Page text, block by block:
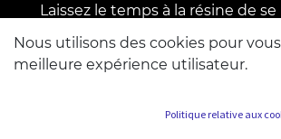
Laissez le temps à la résine de
température ambiante pendant
heures afin d'éviter tout risque
Nous utilisons des cookies pour
meilleure expérience utilisateur.
Politique relative aux